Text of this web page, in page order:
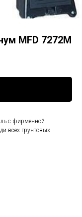
MFD 7272М
с фирменной
всех грунтовых